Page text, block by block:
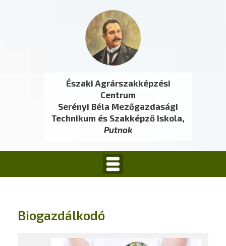
Északi Agrárszakképzési
Centrum
Serényi Béla Mezőgazdasági
Technikum és Szakképző Iskola,
Putnok
Biogazdálkodó